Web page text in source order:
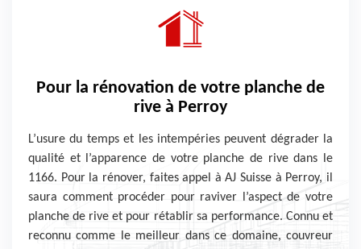
Pour la rénovation de votre planche de
rive à Perroy
L’usure du temps et les intempéries peuvent dégrader la
qualité et l’apparence de votre planche de rive dans le
1166. Pour la rénover, faites appel à AJ Suisse à Perroy, il
saura comment procéder pour raviver l’aspect de votre
planche de rive et pour rétablir sa performance. Connu et
reconnu comme le meilleur dans ce domaine, couvreur